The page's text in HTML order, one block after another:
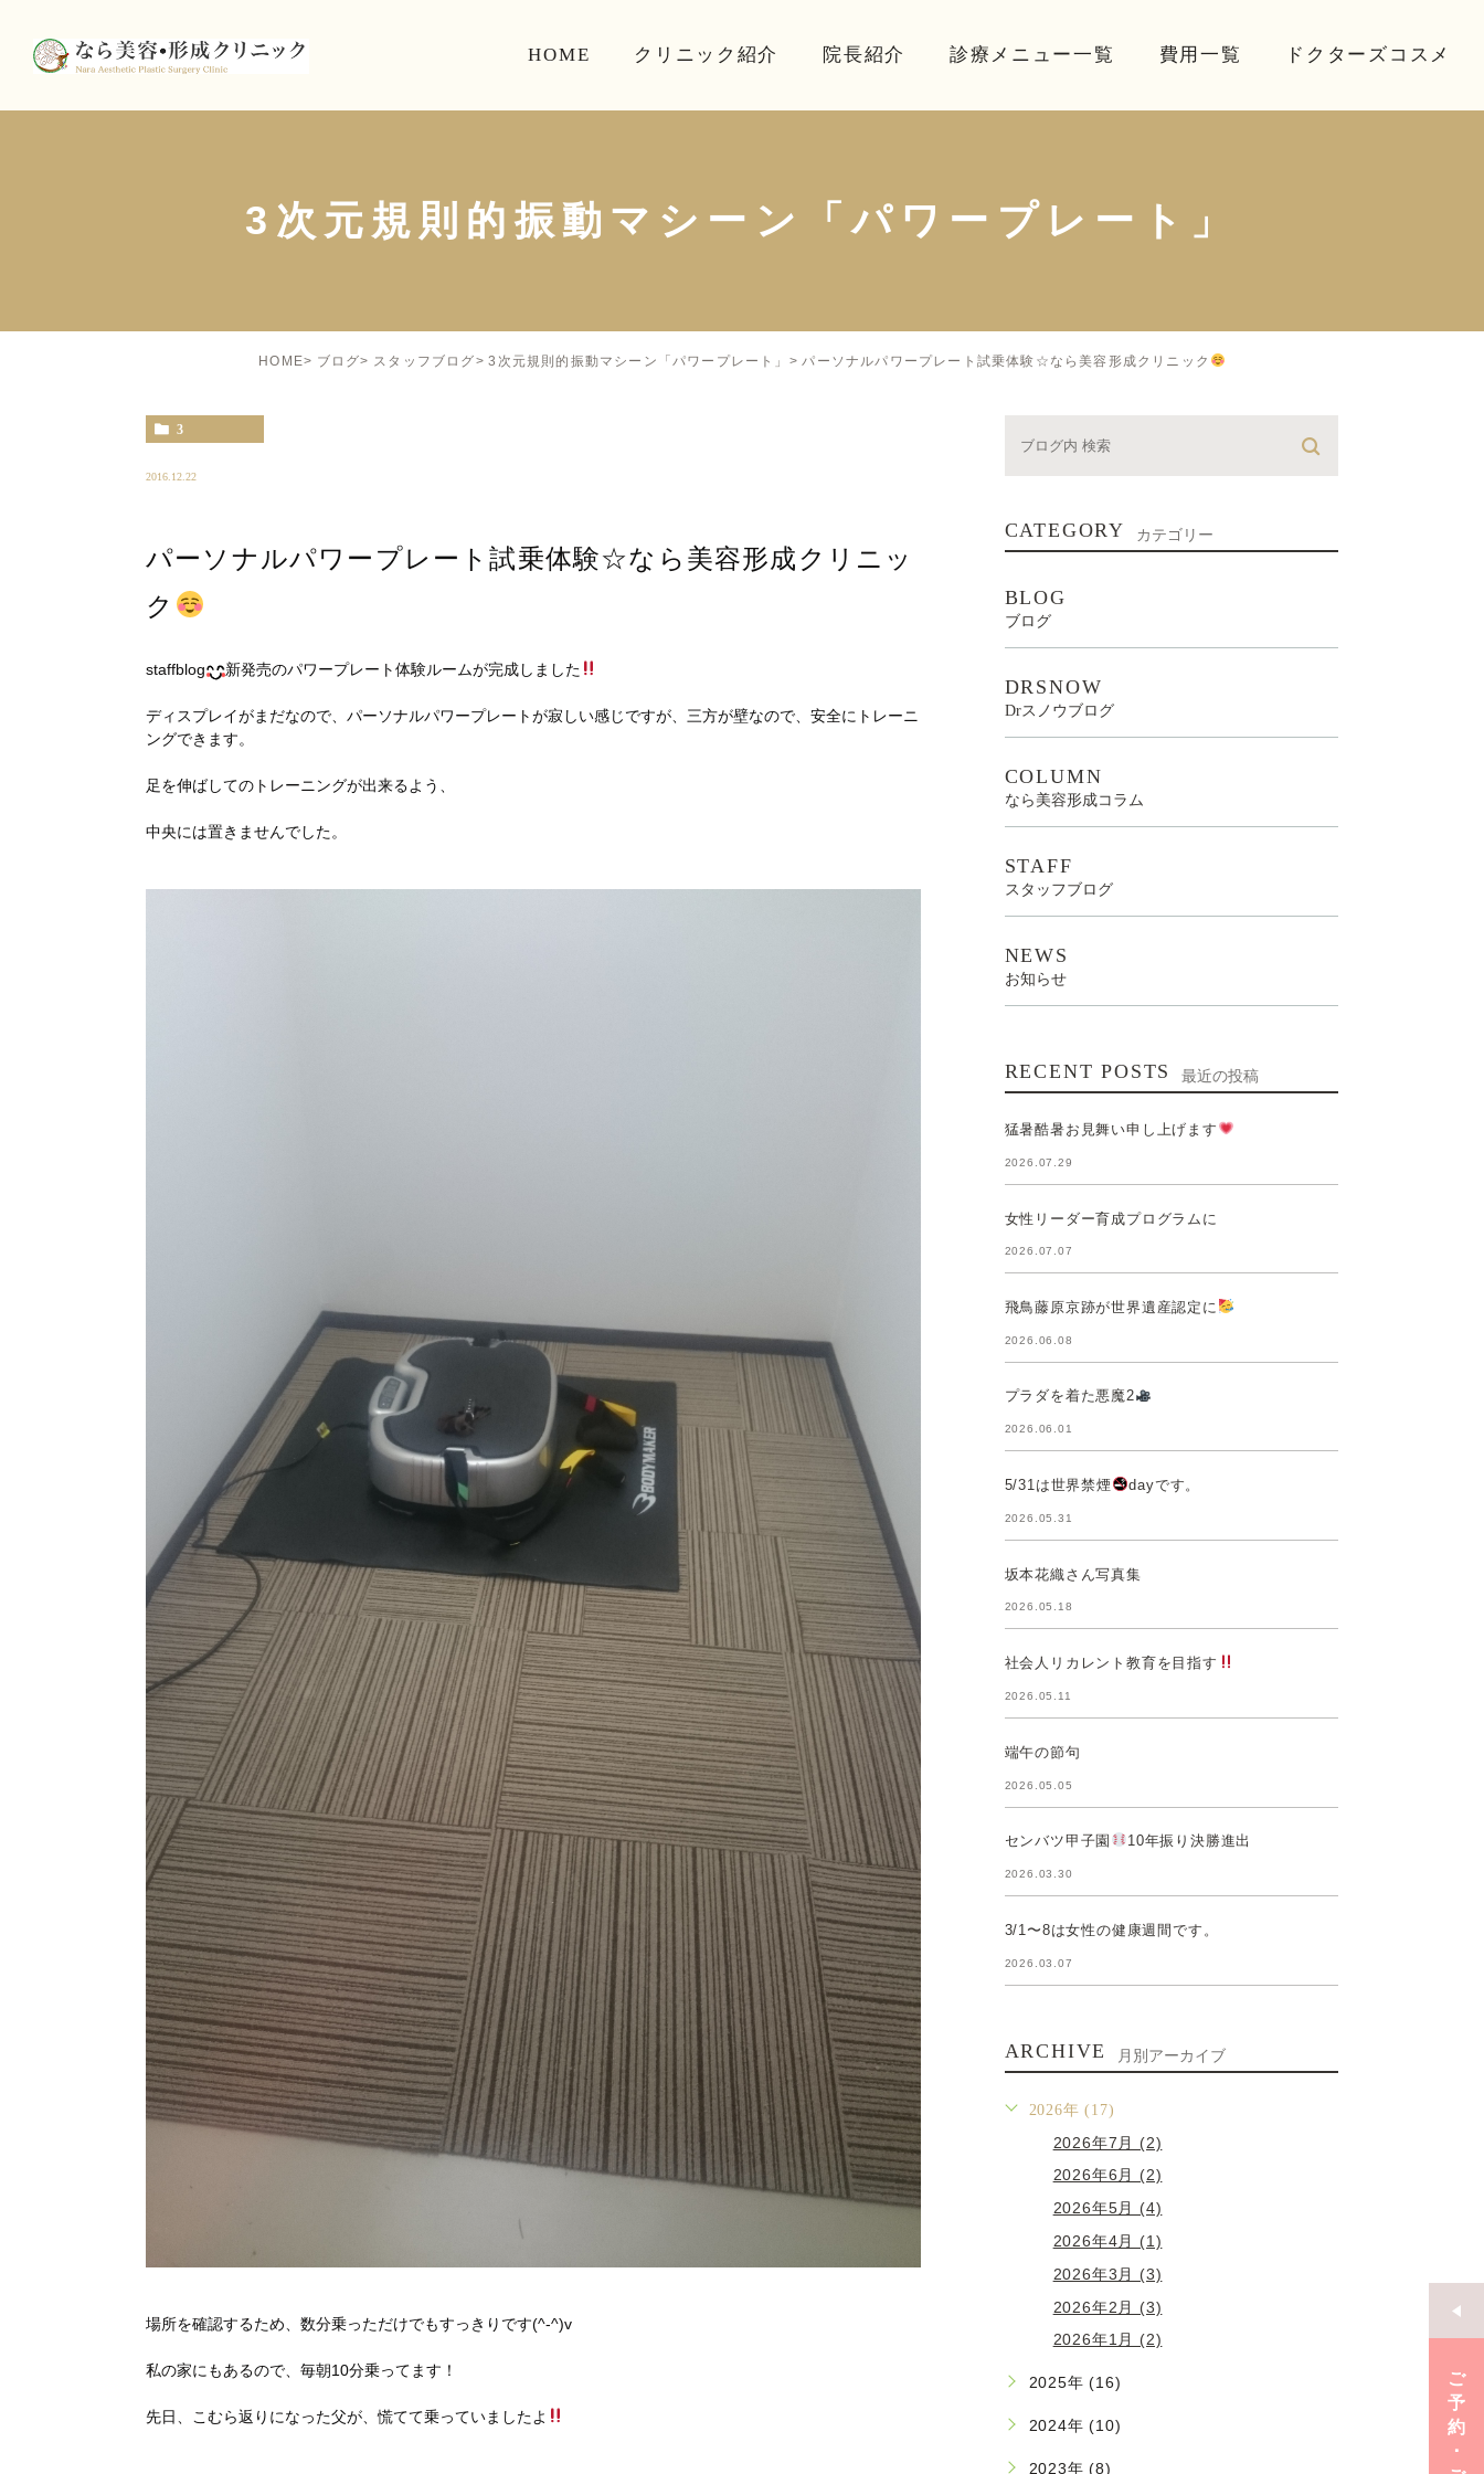
HOME クリニック紹介 院長紹介 診療メニュー一覧 費用一覧 ドクターズコスメ
ご
予
約
･
3次元規則的振動マシーン「パワープレート」
HOME ブログ スタッフブログ 3次元規則的振動マシーン「パワープレート」 パーソナルパワープレート試乗体験☆なら美容形成クリニック
3
2016.12.22
パーソナルパワープレート試乗体験☆なら美容形成クリニッ
ク
staffblog 新発売のパワープレート体験ルームが完成しました
ディスプレイがまだなので、パーソナルパワープレートが寂しい感じですが、三方が壁なので、安全にトレーニ
ングできます。
足を伸ばしてのトレーニングが出来るよう、
中央には置きませんでした。
場所を確認するため、数分乗っただけでもすっきりです(^-^)v
私の家にもあるので、毎朝10分乗ってます！
先日、こむら返りになった父が、慌てて乗っていましたよ
CATEGORY カテゴリー
BLOG
ブログ
DRSNOW
Drスノウブログ
COLUMN
なら美容形成コラム
STAFF
スタッフブログ
NEWS
お知らせ
RECENT POSTS 最近の投稿
猛暑酷暑お見舞い申し上げます
2026.07.29
女性リーダー育成プログラムに
2026.07.07
飛鳥藤原京跡が世界遺産認定に
2026.06.08
プラダを着た悪魔2
2026.06.01
5/31は世界禁煙 dayです。
2026.05.31
坂本花織さん写真集
2026.05.18
社会人リカレント教育を目指す
2026.05.11
端午の節句
2026.05.05
センバツ甲子園 10年振り決勝進出
2026.03.30
3/1〜8は女性の健康週間です。
2026.03.07
ARCHIVE 月別アーカイブ
2026年 (17)
2026年7月 (2)
2026年6月 (2)
2026年5月 (4)
2026年4月 (1)
2026年3月 (3)
2026年2月 (3)
2026年1月 (2)
2025年 (16)
2024年 (10)
2023年 (8)